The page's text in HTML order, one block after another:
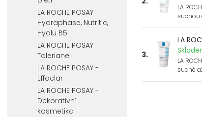
LA
suchou
3.
LA
LA
suché
LA ROCHE POSAY -
Hydraphase, Nutritic,
Hyalu B5
LA ROCHE POSAY -
Toleriane
LA ROCHE POSAY -
Effaclar
LA ROCHE POSAY -
Dekorativní
kosmetika